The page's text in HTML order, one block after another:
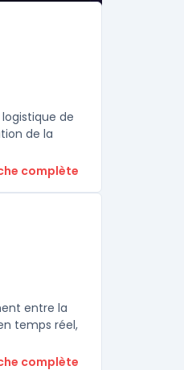
catégorie
de
de la
complète
entre la
temps réel,
complète